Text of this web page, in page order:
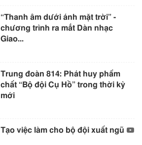
“Thanh âm dưới ánh mặt trời” -
chương trình ra mắt Dàn nhạc
Giao...
Trung đoàn 814: Phát huy phẩm
chất “Bộ đội Cụ Hồ” trong thời kỳ
mới
Tạo việc làm cho bộ đội xuất ngũ